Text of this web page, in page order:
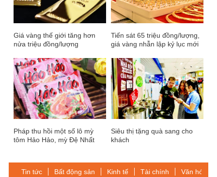
Giá vàng thế giới tăng hơn
nửa triệu đồng/lượng
Tiến sát 65 triệu đồng/lượng,
giá vàng nhẫn lập kỷ lục mới
Pháp thu hồi một số lô mỳ
tôm Hảo Hảo, mỳ Đệ Nhất
Siêu thị tặng quà sang cho
khách
Tin tức Bất động sản Kinh tế Tài chính Văn hóa-